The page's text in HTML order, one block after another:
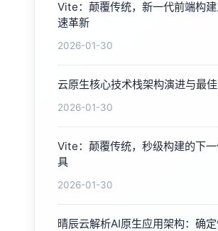
Vite：颠覆传统，新一代前端构
速革新
2026-01-30
云原生核心技术栈架构演进与最
2026-01-30
Vite：颠覆传统，秒级构建的下
具
2026-01-30
晴辰云解析AI原生应用架构：确